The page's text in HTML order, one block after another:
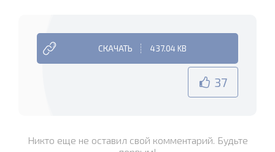
СКАЧАТЬ 437.04 KB
37
Никто еще не оставил свой комментарий. Будьте